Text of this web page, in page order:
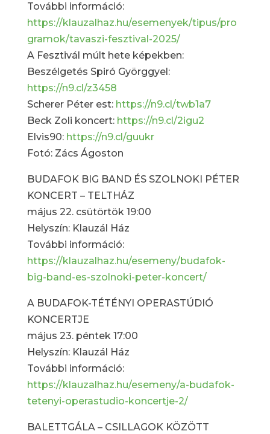
További információ:
https://klauzalhaz.hu/esemenyek/tipus/pro
gramok/tavaszi-fesztival-2025/
A Fesztivál múlt hete képekben:
Beszélgetés Spiró Györggyel:
https://n9.cl/z3458
Scherer Péter est: https://n9.cl/twb1a7
Beck Zoli koncert: https://n9.cl/2igu2
Elvis90: https://n9.cl/guukr
Fotó: Zács Ágoston
BUDAFOK BIG BAND ÉS SZOLNOKI PÉTER
KONCERT – TELTHÁZ
május 22. csütörtök 19:00
Helyszín: Klauzál Ház
További információ:
https://klauzalhaz.hu/esemeny/budafok-
big-band-es-szolnoki-peter-koncert/
A BUDAFOK-TÉTÉNYI OPERASTÚDIÓ
KONCERTJE
május 23. péntek 17:00
Helyszín: Klauzál Ház
További információ:
https://klauzalhaz.hu/esemeny/a-budafok-
tetenyi-operastudio-koncertje-2/
BALETTGÁLA – CSILLAGOK KÖZÖTT